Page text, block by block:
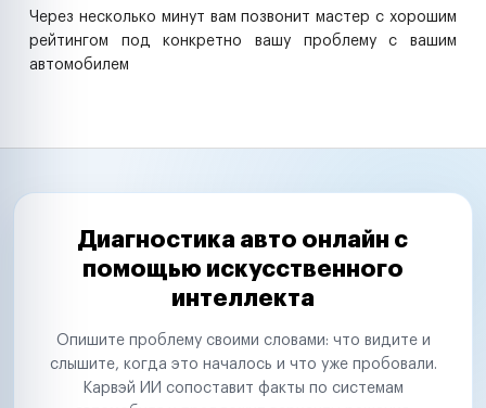
Через несколько минут вам позвонит мастер с хорошим
рейтингом под конкретно вашу проблему с вашим
автомобилем
Диагностика авто онлайн с
помощью искусственного
интеллекта
Опишите проблему своими словами: что видите и
слышите, когда это началось и что уже пробовали.
Карвэй ИИ сопоставит факты по системам